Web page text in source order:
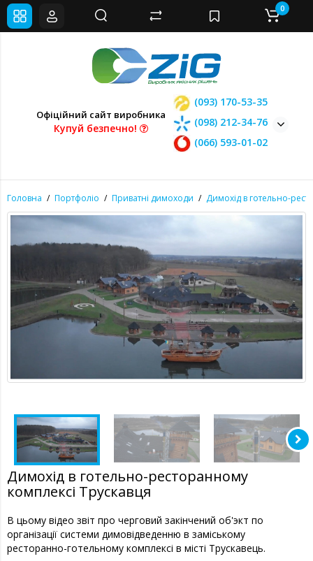
Офіційний сайт виробника
Купуй безпечно!
(093) 170-53-35
(098) 212-34-76
(066) 593-01-02
0
Головна Портфоліо Приватні димоходи Димохід в готельно-
Димохід в готельно-ресторанному
комплексі Трускавця
В цьому відео звіт про черговий закінчений об'экт по
організації системи димовідведенню в заміському
ресторанно-готельному комплексі в місті Трускавець.